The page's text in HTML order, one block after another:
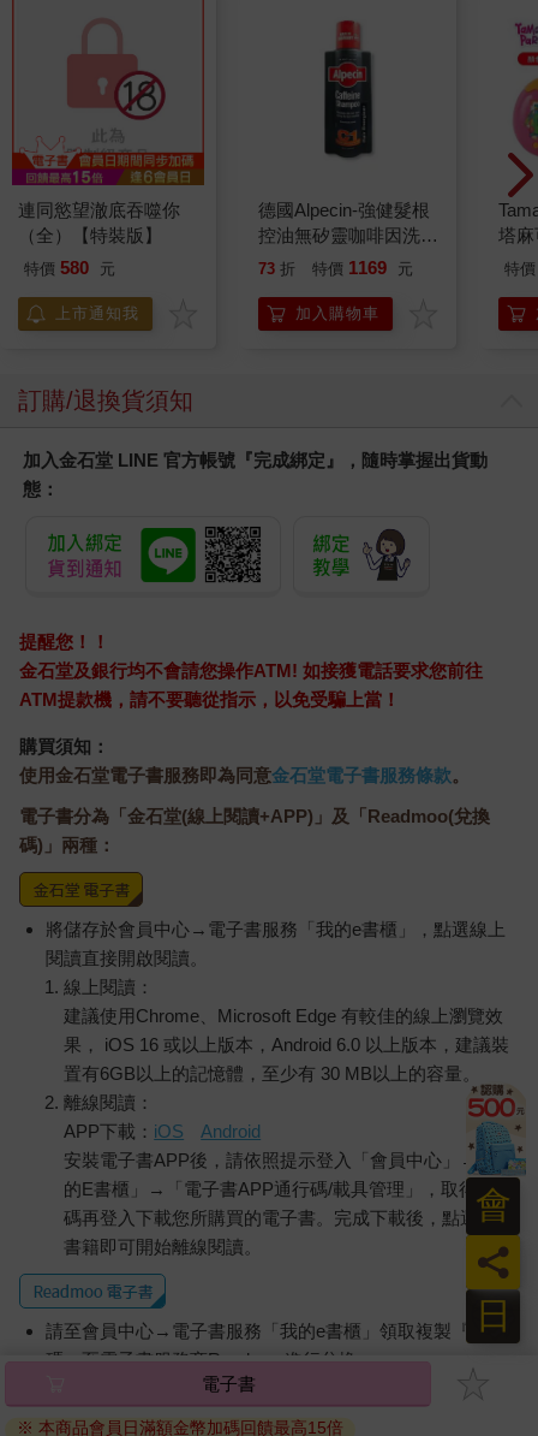
連同慾望澈底吞噬你
（全）【特裝版】
特價 580 元
上市通知我
德國Alpecin-強健髮根
控油無矽靈咖啡因洗髮
凝露375ml/瓶-C1強健
調理頭皮洗髮液/0矽靈
滋潤洗頭髮水/一般髮
73 折 特價 1169 元
加入購物車
塔
園
特價
訂購/退換貨須知
加入金石堂 LINE 官方帳號『完成綁定』，隨時掌握出貨動
態：
提醒您！！
金石堂及銀行均不會請您操作ATM! 如接獲電話要求您前往
ATM提款機，請不要聽從指示，以免受騙上當！
購買須知：
使用金石堂電子書服務即為同意金石堂電子書服務條款。
電子書分為「金石堂(線上閱讀+APP)」及「Readmoo(兌換
碼)」兩種：
將儲存於會員中心→電子書服務「我的e書櫃」，點選線上
閱讀直接開啟閱讀。
線上閱讀：
建議使用Chrome、Microsoft Edge 有較佳的線上瀏覽效
果， iOS 16 或以上版本，Android 6.0 以上版本，建議裝
置有6GB以上的記憶體，至少有 30 MB以上的容量。
離線閱讀：
APP下載： iOS
Android
安裝電子書APP後，請依照提示登入「會員中心」→「我
的E書櫃」→「電子書APP通行碼/載具管理」，取得通行
碼再登入下載您所購買的電子書。完成下載後，點選任一
書籍即可開始離線閱讀。
請至會員中心→電子書服務「我的e書櫃」領取複製『兌換
碼』至電子書服務商Readmoo進行兌換。
因版權保護，您在金石堂所購買的電子書僅能以金石堂專屬
電子書
※ 本商品會員日滿額金幣加碼回饋最高15倍
日
員
會